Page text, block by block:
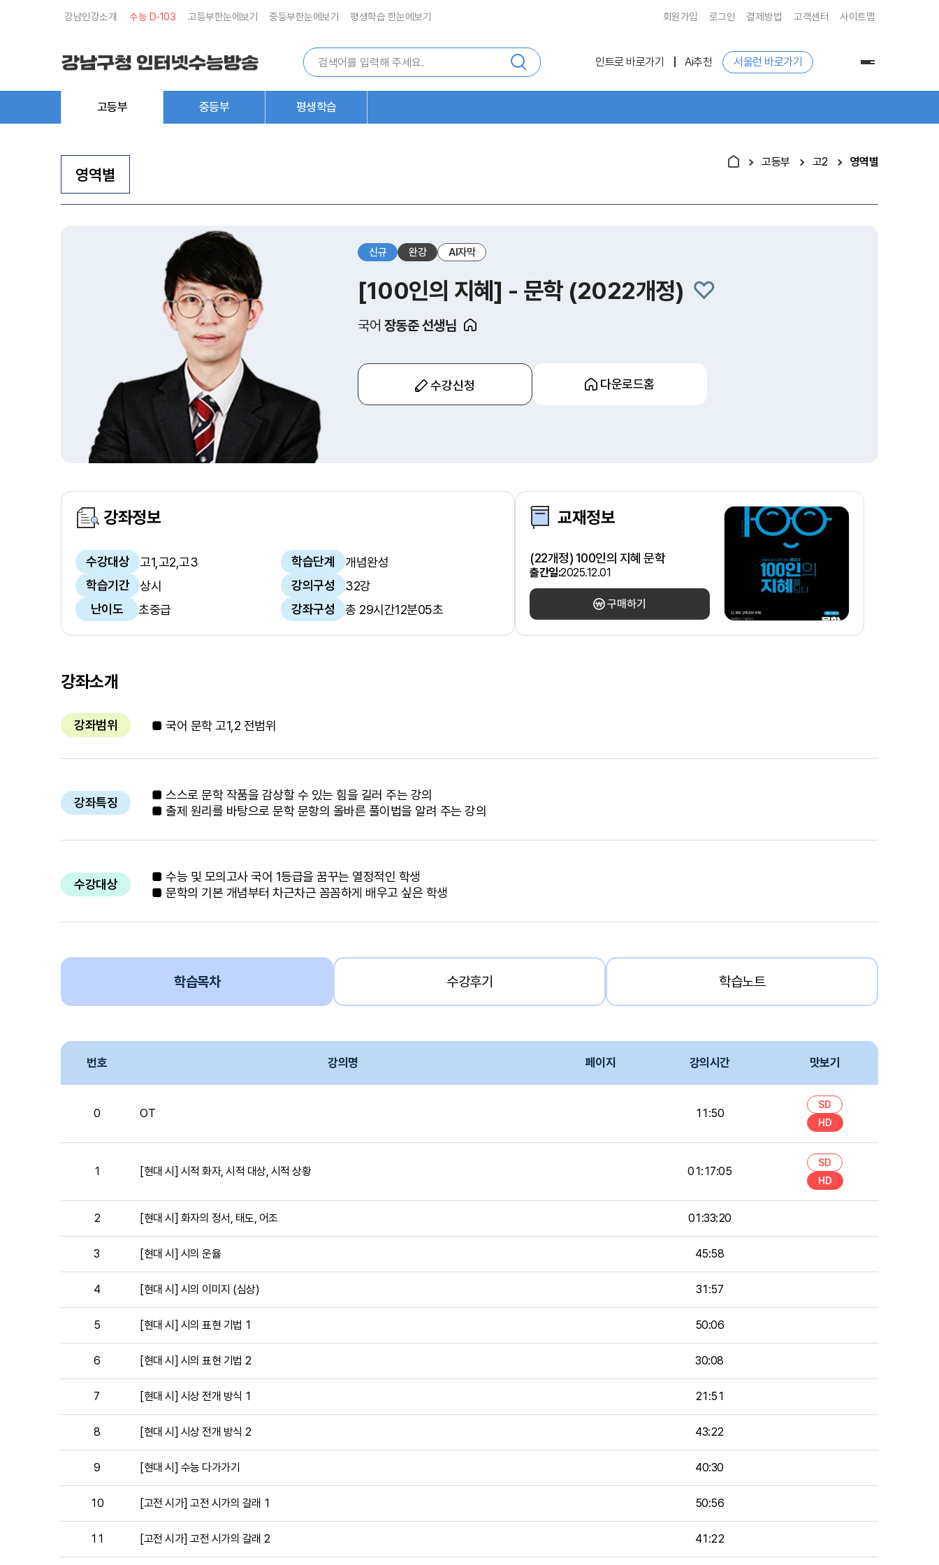
강남인강소개 수능 D-103 고등부한눈에보기 중등부한눈에보기 평생학습 한눈에보기 회원가입 로그인 결제방법 고객센터 사이트맵
통
합
색
인트로 바로가기 Ai추천 서울런 바로가기
전
메
고등부 중등부 평생학습
영역별
고등부 고2 영역별
신규 완강 AI자막
[100인의 지혜] - 문학 (2022개정)
국어 장동준 선생님
수강신청 다운로드홈
강좌정보
수강대상 고1,고2,고3 학습단계
개념완성
학습기간
상시 강의구성
32강
난이도
초중급 강좌구성 총 29시간12분05초
교재정보
(22개정) 100인의 지혜 문학
출간일:2025.12.01
구매하기
강좌소개
강좌범위 ■ 국어 문학 고1,2 전범위
강좌특징
■ 스스로 문학 작품을 감상할 수 있는 힘을 길러 주는 강의
■ 출제 원리를 바탕으로 문학 문항의 올바른 풀이법을 알려 주는 강의
수강대상
■ 수능 및 모의고사 국어 1등급을 꿈꾸는 열정적인 학생
■ 문학의 기본 개념부터 차근차근 꼼꼼하게 배우고 싶은 학생
학습목차 수강후기 학습노트
목
호,
의
기,
보
공
니
번호 강의명 페이지 강의시간 맛보기
0 OT 11:50
SD
HD
1 [현대 시] 시적 화자, 시적 대상, 시적 상황 01:17:05
SD
HD
2 [현대 시] 화자의 정서, 태도, 어조 01:33:20
3 [현대 시] 시의 운율 45:58
4 [현대 시] 시의 이미지 (심상) 31:57
5 [현대 시] 시의 표현 기법 1 50:06
6 [현대 시] 시의 표현 기법 2 30:08
7 [현대 시] 시상 전개 방식 1 21:51
8 [현대 시] 시상 전개 방식 2 43:22
9 [현대 시] 수능 다가가기 40:30
10 [고전 시가] 고전 시가의 갈래 1 50:56
11 [고전 시가] 고전 시가의 갈래 2 41:22